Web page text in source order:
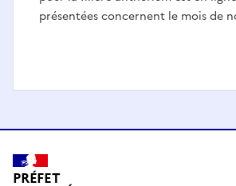
présentées concernent le mois de
PRÉFET